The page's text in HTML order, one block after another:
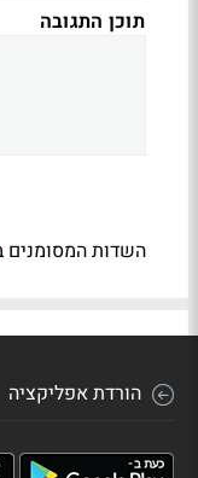
תוכן התגובה
השדות המסומנים
הורדת אפליקציה